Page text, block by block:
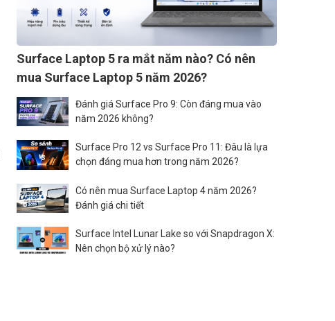
Surface Laptop 5 ra mắt năm nào? Có nên
mua Surface Laptop 5 năm 2026?
Đánh giá Surface Pro 9: Còn đáng mua vào
năm 2026 không?
Surface Pro 12 vs Surface Pro 11: Đâu là lựa
chọn đáng mua hơn trong năm 2026?
Có nên mua Surface Laptop 4 năm 2026?
Đánh giá chi tiết
Surface Intel Lunar Lake so với Snapdragon X:
Nên chọn bộ xử lý nào?